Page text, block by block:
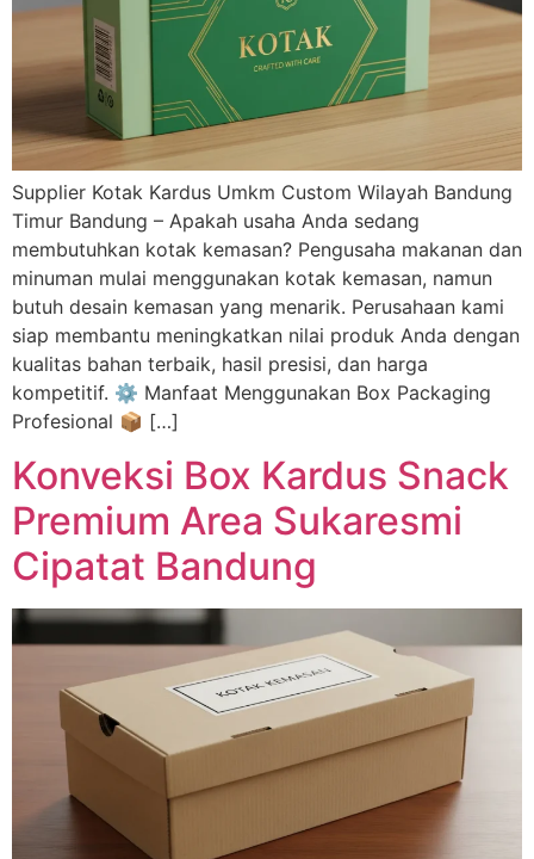
Supplier Kotak Kardus Umkm Custom Wilayah Bandung
Timur Bandung – Apakah usaha Anda sedang
membutuhkan kotak kemasan? Pengusaha makanan dan
minuman mulai menggunakan kotak kemasan, namun
butuh desain kemasan yang menarik. Perusahaan kami
siap membantu meningkatkan nilai produk Anda dengan
kualitas bahan terbaik, hasil presisi, dan harga
kompetitif. ⚙️ Manfaat Menggunakan Box Packaging
Profesional 📦 […]
Konveksi Box Kardus Snack
Premium Area Sukaresmi
Cipatat Bandung